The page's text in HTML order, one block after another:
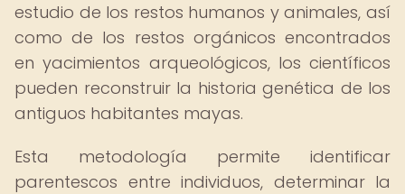
estudio de los restos humanos y animales, así
como de los restos orgánicos encontrados
en yacimientos arqueológicos, los científicos
pueden reconstruir la historia genética de los
antiguos habitantes mayas.
Esta metodología permite identificar
parentescos entre individuos, determinar la